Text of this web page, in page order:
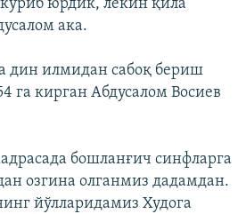
юрдик, лекин қила
ака.
дин илмидан сабоқ бериш
га кирган Абдусалом Восиев
бошланғич синфларга
озгина олганмиз дадамдан.
йўлларидамиз Худога